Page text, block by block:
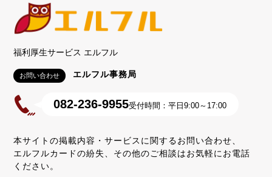
福利厚生サービス エルフル
お問い合わせ エルフル事務局
082-236-9955受付時間：平日9:00～17:00
本サイトの掲載内容・サービスに関するお問い合わせ、
エルフルカードの紛失、その他のご相談はお気軽にお電話
ください。